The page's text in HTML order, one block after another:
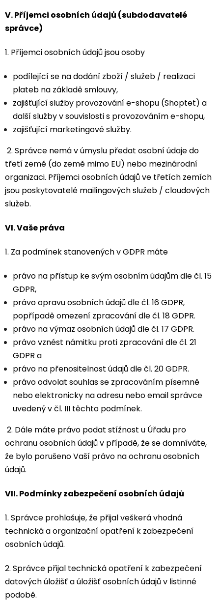
V.Příjemci osobních údajů (subdodavatelé
správce)
1. Příjemci osobních údajů jsou osoby
podílející se na dodání zboží / služeb / realizaci
plateb na základě smlouvy,
zajišťující služby provozování e-shopu (Shoptet) a
další služby v souvislosti s provozováním e-shopu,
zajišťující marketingové služby.
2. Správce nemá v úmyslu předat osobní údaje do
třetí země (do země mimo EU) nebo mezinárodní
organizaci. Příjemci osobních údajů ve třetích zemích
jsou poskytovatelé mailingových služeb / cloudových
služeb.
VI.Vaše práva
1. Za podmínek stanovených v GDPR máte
právo na přístup ke svým osobním údajům dle čl. 15
GDPR,
právo opravu osobních údajů dle čl. 16 GDPR,
popřípadě omezení zpracování dle čl. 18 GDPR.
právo na výmaz osobních údajů dle čl. 17 GDPR.
právo vznést námitku proti zpracování dle čl. 21
GDPR a
právo na přenositelnost údajů dle čl. 20 GDPR.
právo odvolat souhlas se zpracováním písemně
nebo elektronicky na adresu nebo email správce
uvedený v čl. III těchto podmínek.
2. Dále máte právo podat stížnost u Úřadu pro
ochranu osobních údajů v případě, že se domníváte,
že bylo porušeno Vaší právo na ochranu osobních
údajů.
VII.Podmínky zabezpečení osobních údajů
1. Správce prohlašuje, že přijal veškerá vhodná
technická a organizační opatření k zabezpečení
osobních údajů.
2. Správce přijal technická opatření k zabezpečení
datových úložišť a úložišť osobních údajů v listinné
podobě.